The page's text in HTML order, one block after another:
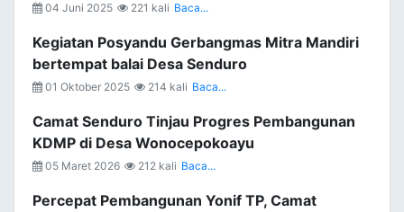
04 Juni 2025 221 kali Baca...
Kegiatan Posyandu Gerbangmas Mitra Mandiri
bertempat balai Desa Senduro
01 Oktober 2025 214 kali Baca...
Camat Senduro Tinjau Progres Pembangunan
KDMP di Desa Wonocepokoayu
05 Maret 2026 212 kali Baca...
Percepat Pembangunan Yonif TP, Camat